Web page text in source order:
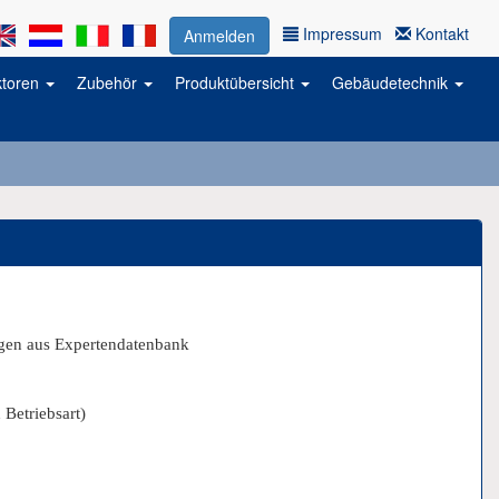
Anmelden Impressum Kontakt
Zubehör Produktübersicht Gebäudetechnik
aus Expertendatenbank